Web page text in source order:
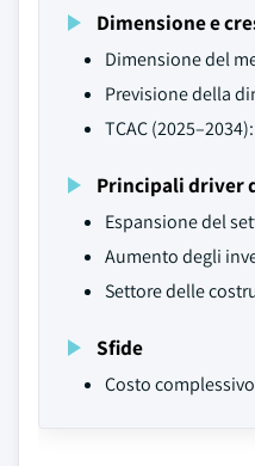
Dimensione e
Dimensione del
Previsione della
TCAC
Principali driver
Espansione del
Aumento degli
Settore delle
Sfide
Costo